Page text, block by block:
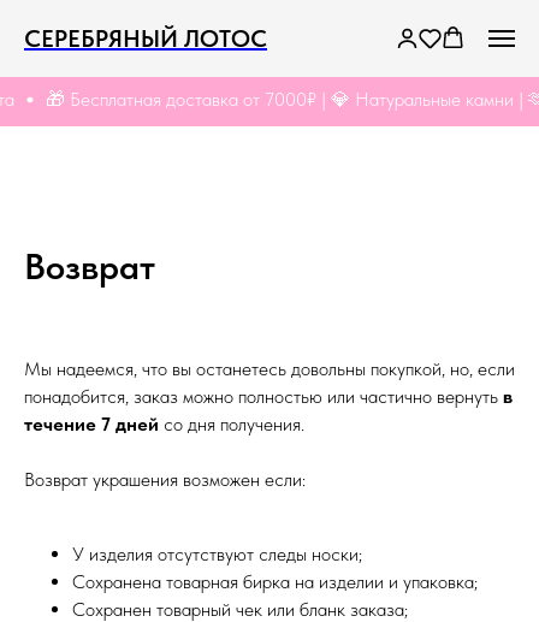
СЕРЕБРЯНЫЙ ЛОТОС
🎁 Бесплатная доставка от 7000₽ | 💎 Натуральные камни | 🫶
Возврат
Мы надеемся, что вы останетесь довольны покупкой, но, если
понадобится, заказ можно полностью или частично вернуть в
течение 7 дней со дня получения.
Возврат украшения возможен если:
У изделия отсутствуют следы носки;
Сохранена товарная бирка на изделии и упаковка;
Сохранен товарный чек или бланк заказа;